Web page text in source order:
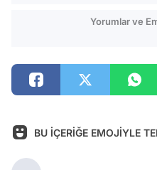
Yorumlar ve
BU İÇERİĞE EMOJİYLE